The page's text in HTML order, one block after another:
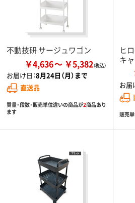
不動技研 サージュワゴン
￥4,636 ￥5,382
お届け日：8月24日（月）まで
直送品
質量・段数・販売単位違いの商品が2商品あり
ます
ヒ
キ
お届
販売